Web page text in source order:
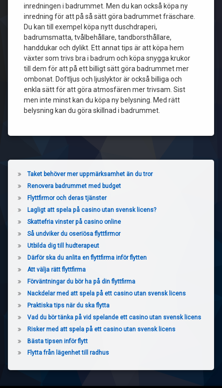
inredningen i badrummet. Men du kan också köpa ny
inredning för att på så sätt göra badrummet fräschare.
Du kan till exempel köpa nytt duschdraperi,
badrumsmatta, tvålbehållare, tandborsthållare,
handdukar och dylikt. Ett annat tips är att köpa hem
växter som trivs bra i badrum och köpa snygga krukor
till dem för att på ett billigt sätt göra badrummet mer
ombonat. Doftljus och ljuslyktor är också billiga och
enkla sätt för att göra atmosfären mer trivsam. Sist
men inte minst kan du köpa ny belysning. Med rätt
belysning kan du göra skillnad i badrummet.
Taket behöver mer uppmärksamhet än du tror
Renovera badrummet med budget
Flyttfirmor och deras tjänster
Lagligt att spela på casino utan svensk licens?
Skattefria vinster på casino online
Så undviker du oseriösa flyttfirmor
Utbilda dig till hudterapeut
Därför ska du anlita en flyttfirma inför flytten
Att välja rätt flyttfirma
Förväntningar du bör ha på din flyttfirma
Nackdelar med att spela på ett casino utan svensk licens
Praktiska tips när du ska flytta
Vad du bör tänka på vid spelande ett casino utan svensk licens
Risker med att spela på ett casino utan svensk licens
Bästa tipsen inför flytt
Flytta från lägenhet till radhus